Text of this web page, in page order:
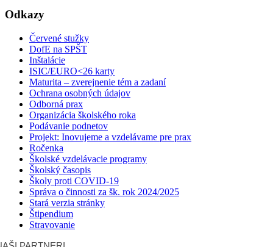
Odkazy
Červené stužky
DofE na SPŠT
Inštalácie
ISIC/EURO<26 karty
Maturita – zverejnenie tém a zadaní
Ochrana osobných údajov
Odborná prax
Organizácia školského roka
Podávanie podnetov
Projekt: Inovujeme a vzdelávame pre prax
Ročenka
Školské vzdelávacie programy
Školský časopis
Školy proti COVID-19
Správa o činnosti za šk. rok 2024/2025
Stará verzia stránky
Štipendium
Stravovanie